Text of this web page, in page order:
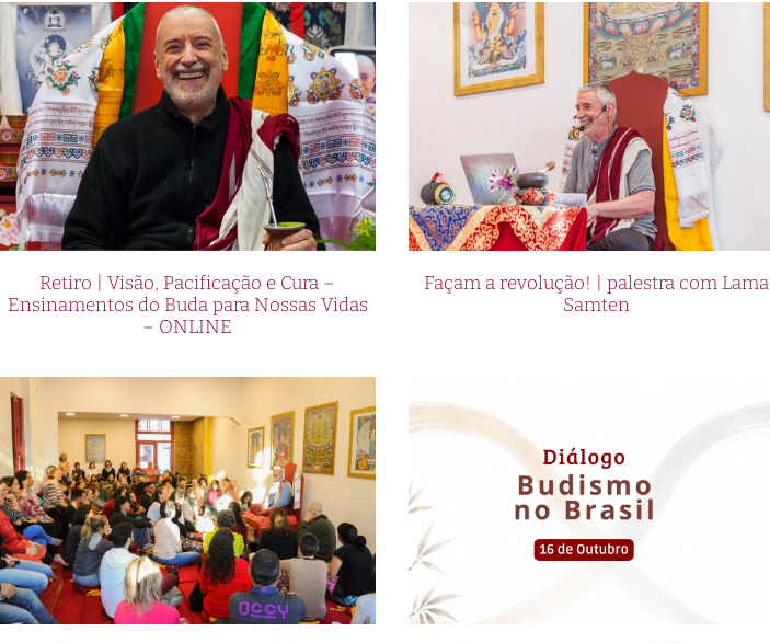
Retiro | Visão, Pacificação e Cura –
Ensinamentos do Buda para Nossas Vidas
– ONLINE
Façam a revolução! | palestra com Lama
Samten